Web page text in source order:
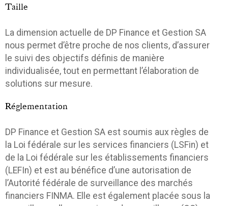
Taille
La dimension actuelle de DP Finance et Gestion SA
nous permet d’être proche de nos clients, d’assurer
le suivi des objectifs définis de manière
individualisée, tout en permettant l’élaboration de
solutions sur mesure.
Réglementation
DP Finance et Gestion SA est soumis aux règles de
la Loi fédérale sur les services financiers (LSFin) et
de la Loi fédérale sur les établissements financiers
(LEFIn) et est au bénéfice d’une autorisation de
l’Autorité fédérale de surveillance des marchés
financiers FINMA. Elle est également placée sous la